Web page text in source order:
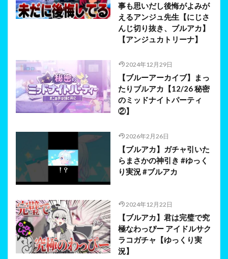
事も思いだし後悔がよみが
えるアンジュ先生【にじさ
んじ切り抜き、ブルアカ】
【アンジュカトリーナ】
2024年12月29日
【ブルーアーカイブ】まっ
たりブルアカ【12/26 秘密
のミッドナイトパーティ
②】
2026年2月26日
【ブルアカ】ガチャ引いた
らまさかの神引き #ゆっく
り実況 #ブルアカ
2024年12月22日
【ブルアカ】君は完璧で究
極なわっぴー アイドルサク
ラコガチャ【ゆっくり実
況】